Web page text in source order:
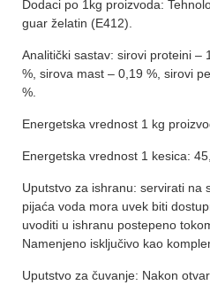
Dodaci po 1kg proizvoda:
guar želatin (E412).
Analitički sastav: sirovi proteini –
%, sirova mast – 0,19 %, sirovi
%.
Energetska vrednost 1 kg
Energetska vrednost 1 kesica:
Uputstvo za ishranu: servirati na
pijaća voda mora uvek biti
uvoditi u ishranu postepeno
Namenjeno isključivo kao
Uputstvo za čuvanje: Nakon